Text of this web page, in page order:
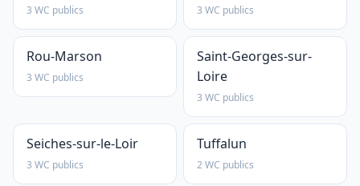
3 WC publics 3 WC publics
Rou-Marson
3 WC publics
Saint-Georges-sur-
Loire
3 WC publics
Seiches-sur-le-Loir
3 WC publics
Tuffalun
2 WC publics